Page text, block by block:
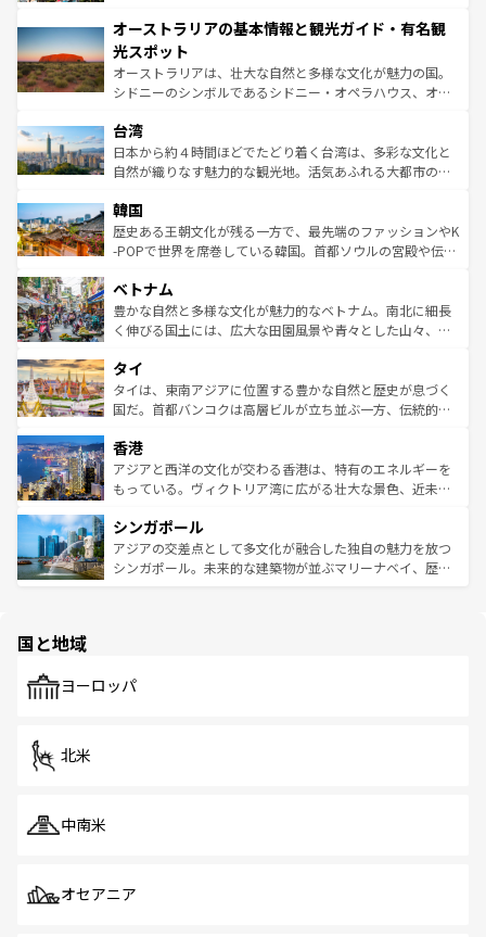
部のニューオーリンズでは、音楽と美食が融合した独特の
文化が魅力。旅行者はアメリカの各地域で異なる魅力を楽
しみながら、その多様性と豊かな歴史を感じることができ
るだろう。車でのロードトリップや列車の旅も、アメリカ
情報は
ワイ島は見逃せない。また、定番の観光地といえばオアフ
島だが、静かな自然を求めるならマウイ島やカウアイ島が
おすすめ。エメラルドグリーンに輝く海をはじめ、豊かな
文化や歴史が息づいている。「アロハスピリット」と呼ば
人々、おいしいローカルフードやハワイアンミュージッ
ク、伝統的なフラダンスなど、すべてがハワイの魅力を彩
っている。訪れるたびに新しい発見と感動が待っているハ
はコンテンツ一覧
オーストラリアの基本情報と観光ガイド・有名観
光スポット
オーストラリアは、壮大な自然と多様な文化が魅力の国。
シドニーのシンボルであるシドニー・オペラハウス、オー
リアリーフや大陸中央部にそびえるウルル（エアーズロッ
ク）、タスマニアの美しい原生林やケアンズの熱帯雨林な
ど、見どころがたくさん。また、カフェやワイン、オージ
いる。アクティビティも充実しており、サーフィンやダイ
ビング、ハイキングなど、アウトドア好きにはたまらな
い。オーストラリアの多彩な魅力を存分に味わいつくそ
参照してほしい。
台湾
日本から約４時間ほどでたどり着く台湾は、多彩な文化と
自然が織りなす魅力的な観光地。活気あふれる大都市の台
ン）、静ひつな山岳地帯である台湾東部など、都市の喧騒
と山間の静けさが共存しており、訪れる人に新しい発見と
驚きをもたらしてくれる。また、奥深い台湾の食文化も魅
容にもいいと評判のスイーツなど、バラエティ豊かな料理
が味わえる。 なお、新着の台湾情報は コンテンツ一覧を参
照してほしい。
韓国
歴史ある王朝文化が残る一方で、最先端のファッションやK
-POPで世界を席巻している韓国。首都ソウルの宮殿や伝統
き、地方に足を延ばせば四季折々の自然美を楽しむことが
できる。そして、キムチや焼肉、絶品のストリートフード
まで、さまざまな韓国料理が待っている。夜には、韓国な
リティに包まれながら、韓国の多彩な魅力を心ゆくまで味
わってみてほしい。 なお、新着の韓国情報はコンテンツ一
覧を参照してほしい。
ベトナム
豊かな自然と多様な文化が魅力的なベトナム。南北に細長
く伸びる国土には、広大な田園風景や青々とした山々、世
急速な発展と共に伝統が息づく。ハノイの古い町並みやホ
ーチミン市のフランス統治時代の建物も、独特の雰囲気を
醸し出している。また、バラエティの豊かさとおいしさで
とつ。フォーやバインミー、ベトナムコーヒーなどは、ぜ
ひ現地で味わいたい。どの地域を訪れてもあたたかい人々
が旅行者を迎えてくれるので、きっと忘れられない旅にな
参照してほしい。
タイ
タイは、東南アジアに位置する豊かな自然と歴史が息づく
国だ。首都バンコクは高層ビルが立ち並ぶ一方、伝統的な
の活気が交差している。北部ではチェンマイなどの山岳地
帯で自然と触れ合い、南部ではプーケットやクラビの美し
いビーチでリゾート気分を楽しむことができる。タイ料理
激する。気候は一年中温暖で、どの季節にも異なる楽しみ
が待っている。親しみやすいタイの人々、仏教を中心とし
た文化、そして多様な観光資源が、訪れる旅人を魅了し続
香港
アジアと西洋の文化が交わる香港は、特有のエネルギーを
もっている。ヴィクトリア湾に広がる壮大な景色、近未来
み、どこを訪れても感動するはず。観光スポットが密集し
ており、効率よく見どころを回れるのも魅力。息をのむよ
うな絶景から文化的な体験まで、香港を存分に楽しみ尽く
シンガポール
アジアの交差点として多文化が融合した独自の魅力を放つ
シンガポール。未来的な建築物が並ぶマリーナベイ、歴史
で、ホーカーズは地元の風情を楽しめる外せないスポット
国と地域
ヨーロッパ
北米
中南米
オセアニア